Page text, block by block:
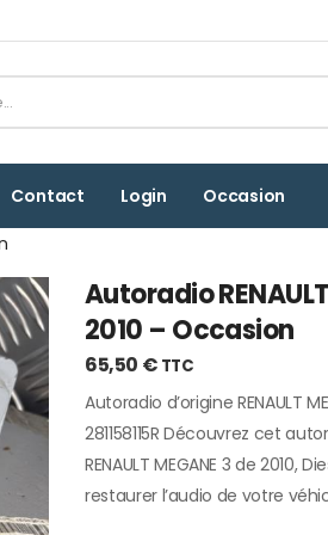
Contact Login
Occasion
Autoradio
2010 – Occasion
65,50 € TTC
Autoradio d’origine RENAULT
281158115R Découvrez cet
RENAULT MEGANE 3 de
restaurer l’audio de votre